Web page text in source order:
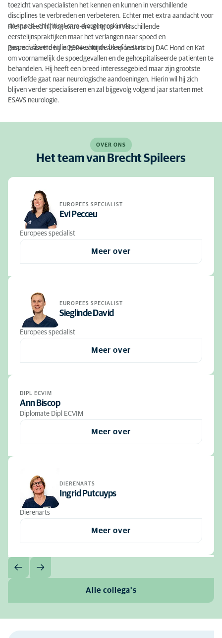
toezicht van specialisten het kennen en kunnen in verschillende
disciplines te verbreden en verbeteren. Echter met extra aandacht voor
de spoed- en critical care-diergeneeskunde.
Hierna deed hij nog extra ervaring op in verschillende
eerstelijnspraktijken maar het verlangen naar spoed en
gespecialiseerde diergeneeskunde bleef bestaan.
Daarom startte hij in 2024 voltijds als spoedarts bij DAC Hond en Kat
om voornamelijk de spoedgevallen en de gehospitaliseerde patiënten te
behandelen. Hij heeft een breed interessegebied maar zijn grootste
voorliefde gaat naar neurologische aandoeningen. Hierin wil hij zich
blijven verder specialiseren en zal bijgevolg volgend jaar starten met
ESAVS neurologie.
OVER ONS
Het team van Brecht Spileers
EUROPEES SPECIALIST
Evi Pecceu
Europees specialist
Meer over
EUROPEES SPECIALIST
Sieglinde David
Europees specialist
Meer over
DIPL ECVIM
Ann Biscop
Diplomate Dipl ECVIM
Meer over
DIERENARTS
Ingrid Putcuyps
Dierenarts
Meer over
Alle collega's